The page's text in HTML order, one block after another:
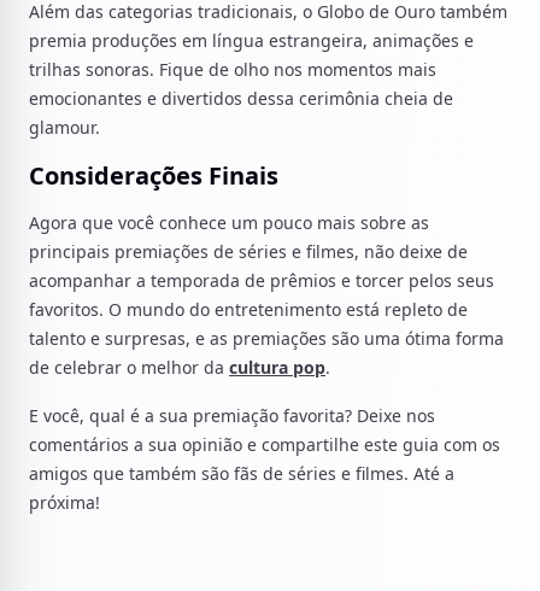
Além das categorias tradicionais, o Globo de Ouro também
premia produções em língua estrangeira, animações e
trilhas sonoras. Fique de olho nos momentos mais
emocionantes e divertidos dessa cerimônia cheia de
glamour.
Considerações Finais
Agora que você conhece um pouco mais sobre as
principais premiações de séries e filmes, não deixe de
acompanhar a temporada de prêmios e torcer pelos seus
favoritos. O mundo do entretenimento está repleto de
talento e surpresas, e as premiações são uma ótima forma
de celebrar o melhor da cultura pop.
E você, qual é a sua premiação favorita? Deixe nos
comentários a sua opinião e compartilhe este guia com os
amigos que também são fãs de séries e filmes. Até a
próxima!